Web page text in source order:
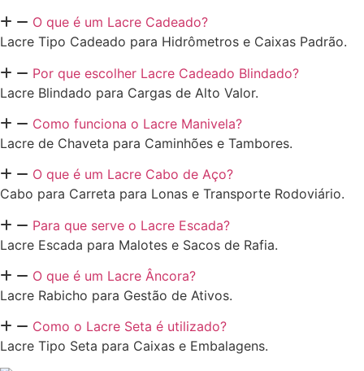
O que é um Lacre Cadeado?
Lacre Tipo Cadeado para Hidrômetros e Caixas Padrão.
Por que escolher Lacre Cadeado Blindado?
Lacre Blindado para Cargas de Alto Valor.
Como funciona o Lacre Manivela?
Lacre de Chaveta para Caminhões e Tambores.
O que é um Lacre Cabo de Aço?
Cabo para Carreta para Lonas e Transporte Rodoviário.
Para que serve o Lacre Escada?
Lacre Escada para Malotes e Sacos de Rafia.
O que é um Lacre Âncora?
Lacre Rabicho para Gestão de Ativos.
Como o Lacre Seta é utilizado?
Lacre Tipo Seta para Caixas e Embalagens.